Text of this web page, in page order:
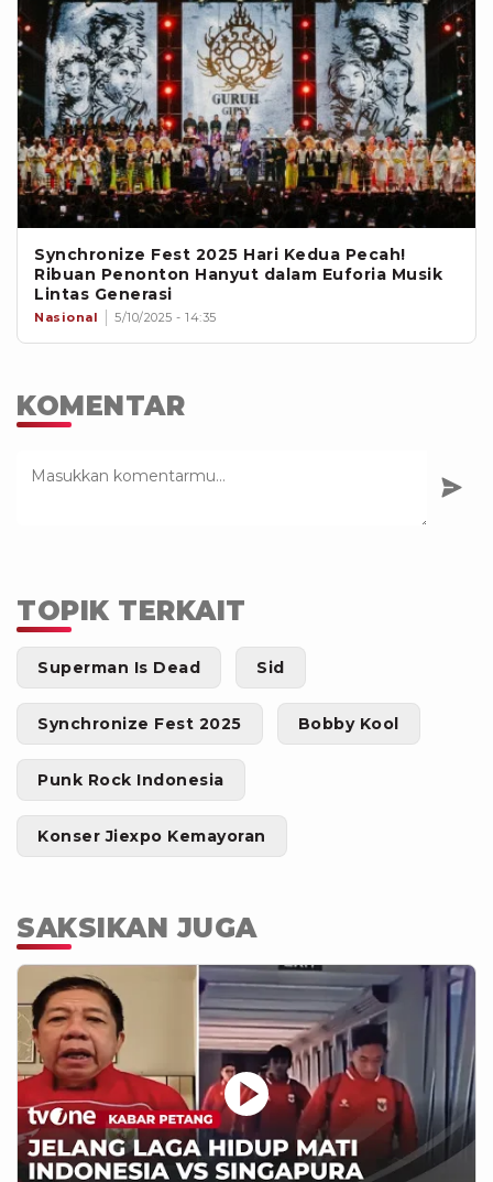
Synchronize Fest 2025 Hari Kedua Pecah!
Ribuan Penonton Hanyut dalam Euforia Musik
Lintas Generasi
Nasional 5/10/2025 - 14:35
KOMENTAR
TOPIK TERKAIT
Superman Is Dead Sid
Synchronize Fest 2025 Bobby Kool
Punk Rock Indonesia
Konser Jiexpo Kemayoran
SAKSIKAN JUGA